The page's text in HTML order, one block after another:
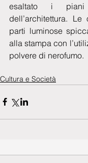
esaltato i
dell’architettura.
parti luminose
alla stampa con
polvere di nerofumo.
Cultura e Società